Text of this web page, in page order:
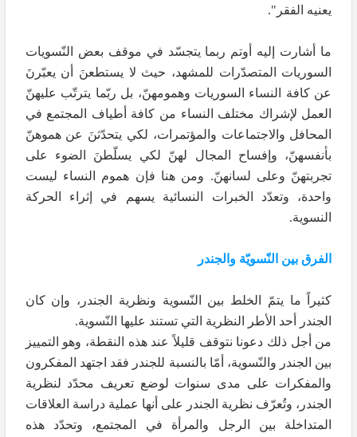
يعنيه الفقر".
ما أشارت إليه أوتم ربما يتجسّد في موقف بعض النّسويات
السوريات المتصدّرات للمشهد، حيث لا يستطعنَ أن يعبّرنَ
عن كافة النساء السوريات وهمومهنّ، بل ربّما يترتّب عليهنّ
العمل لإشراك مختلف النساء من كافة أطياف المجتمع في
المحافل والاجتماعات والمؤتمرات، لكي يتحدّثنَ عن هموهنّ
بأنفسهنّ، وإفساح المجال لهنّ لكي يسلّطنَ الضوء على
تجربتهنّ وعلى لسانهنّ. ومن هنا فإن هموم النساء ليست
واحدة، وتعدّد الخبرات النسائية يسهم في إثراء الحركة
النسوية.
الفرق بين النّسويّة والجندر
كثيراً ما يتمّ الخلط بين النّسوية ونظرية الجندر، وإن كان
الجندر أحد الأطر النظرية التي تستند عليها النّسوية.
من أجل ذلك دعونا نتوقف قليلاً عند هذه النقطة، وهو التمييز
بين الجندر والنّسوية، أمّا بالنسبة للجندر فقد اجتهد المفكرون
والمفكرات على مدى سنوات لوضع تعريف محدّد لنظرية
الجندر، وتُعرّف نظرية الجندر على أنها عملية دراسة العلاقات
المتداخلة بين الرجل والمرأة في المجتمع، وتحدّد هذه